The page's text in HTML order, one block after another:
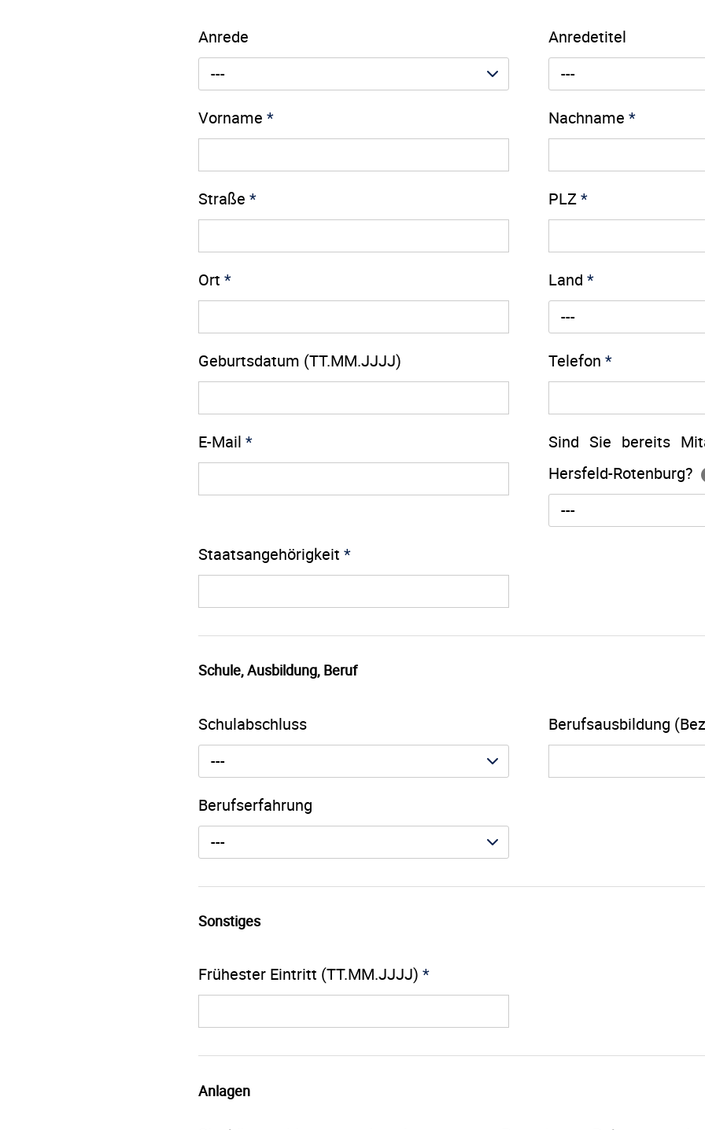
Anrede
---
Anredetitel
---
Vorname * Nachname*
Straße * PLZ*
Ort * Land*
---
Geburtsdatum (TT.MM.JJJJ) Telefon*
E-Mail *
Sind Sie bereits
Hersfeld-Rotenburg?
---
Staatsangehörigkeit *
Schule, Ausbildung, Beruf
Schulabschluss
---
Berufsausbildung
Berufserfahrung
---
Sonstiges
Frühester Eintritt (TT.MM.JJJJ) *
Anlagen